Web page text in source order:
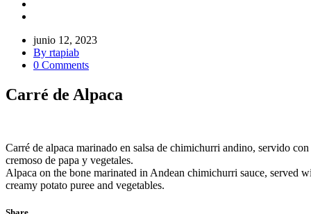
junio 12, 2023
By rtapiab
0 Comments
Carré de Alpaca
Carré de alpaca marinado en salsa de chimichurri andino, servido con
cremoso de papa y vegetales.
Alpaca on the bone marinated in Andean chimichurri sauce, served
creamy potato puree and vegetables.